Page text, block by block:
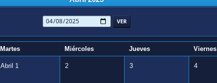
Martes Miércoles Jueves Viernes
Abril 1 2 3 4